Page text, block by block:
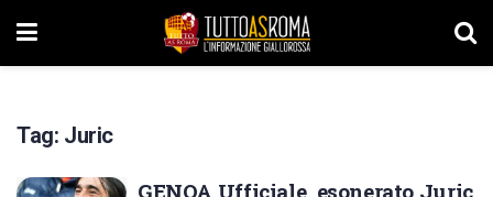
Tag: Juric
GENOA Ufficiale, esonerato Juric